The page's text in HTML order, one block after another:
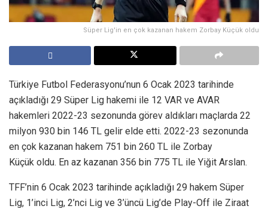
Süper Lig'in en çok kazanan hakem Zorbay Küçük oldu
Türkiye Futbol Federasyonu’nun 6 Ocak 2023 tarihinde
açıkladığı 29 Süper Lig hakemi ile 12 VAR ve AVAR
hakemleri 2022-23 sezonunda görev aldıkları maçlarda 22
milyon 930 bin 146 TL gelir elde etti. 2022-23 sezonunda
en çok kazanan hakem 751 bin 260 TL ile Zorbay
Küçük oldu. En az kazanan 356 bin 775 TL ile Yiğit Arslan.
TFF’nin 6 Ocak 2023 tarihinde açıkladığı 29 hakem Süper
Lig, 1’inci Lig, 2’nci Lig ve 3’üncü Lig’de Play-Off ile Ziraat